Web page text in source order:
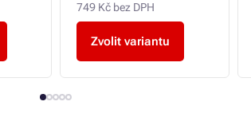
749 Kč bez DPH
Zvolit variantu